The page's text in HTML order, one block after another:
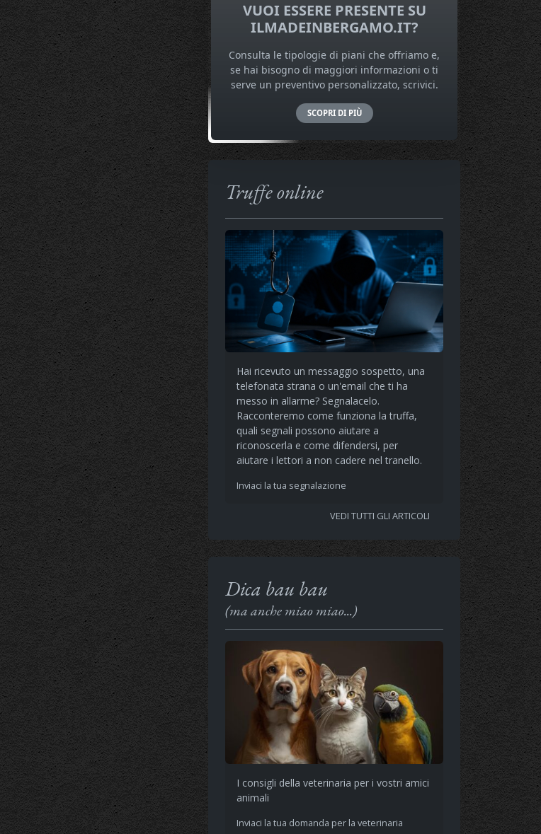
VUOI ESSERE PRESENTE SU
ILMADEINBERGAMO.IT?
Consulta le tipologie di piani che offriamo e,
se hai bisogno di maggiori informazioni o ti
serve un preventivo personalizzato, scrivici.
SCOPRI DI PIÙ
Truffe online
Hai ricevuto un messaggio sospetto, una
telefonata strana o un'email che ti ha
messo in allarme? Segnalacelo.
Racconteremo come funziona la truffa,
quali segnali possono aiutare a
riconoscerla e come difendersi, per
aiutare i lettori a non cadere nel tranello.
Inviaci la tua segnalazione
VEDI TUTTI GLI ARTICOLI
Dica bau bau
(ma anche miao miao...)
I consigli della veterinaria per i vostri amici
animali
Inviaci la tua domanda per la veterinaria